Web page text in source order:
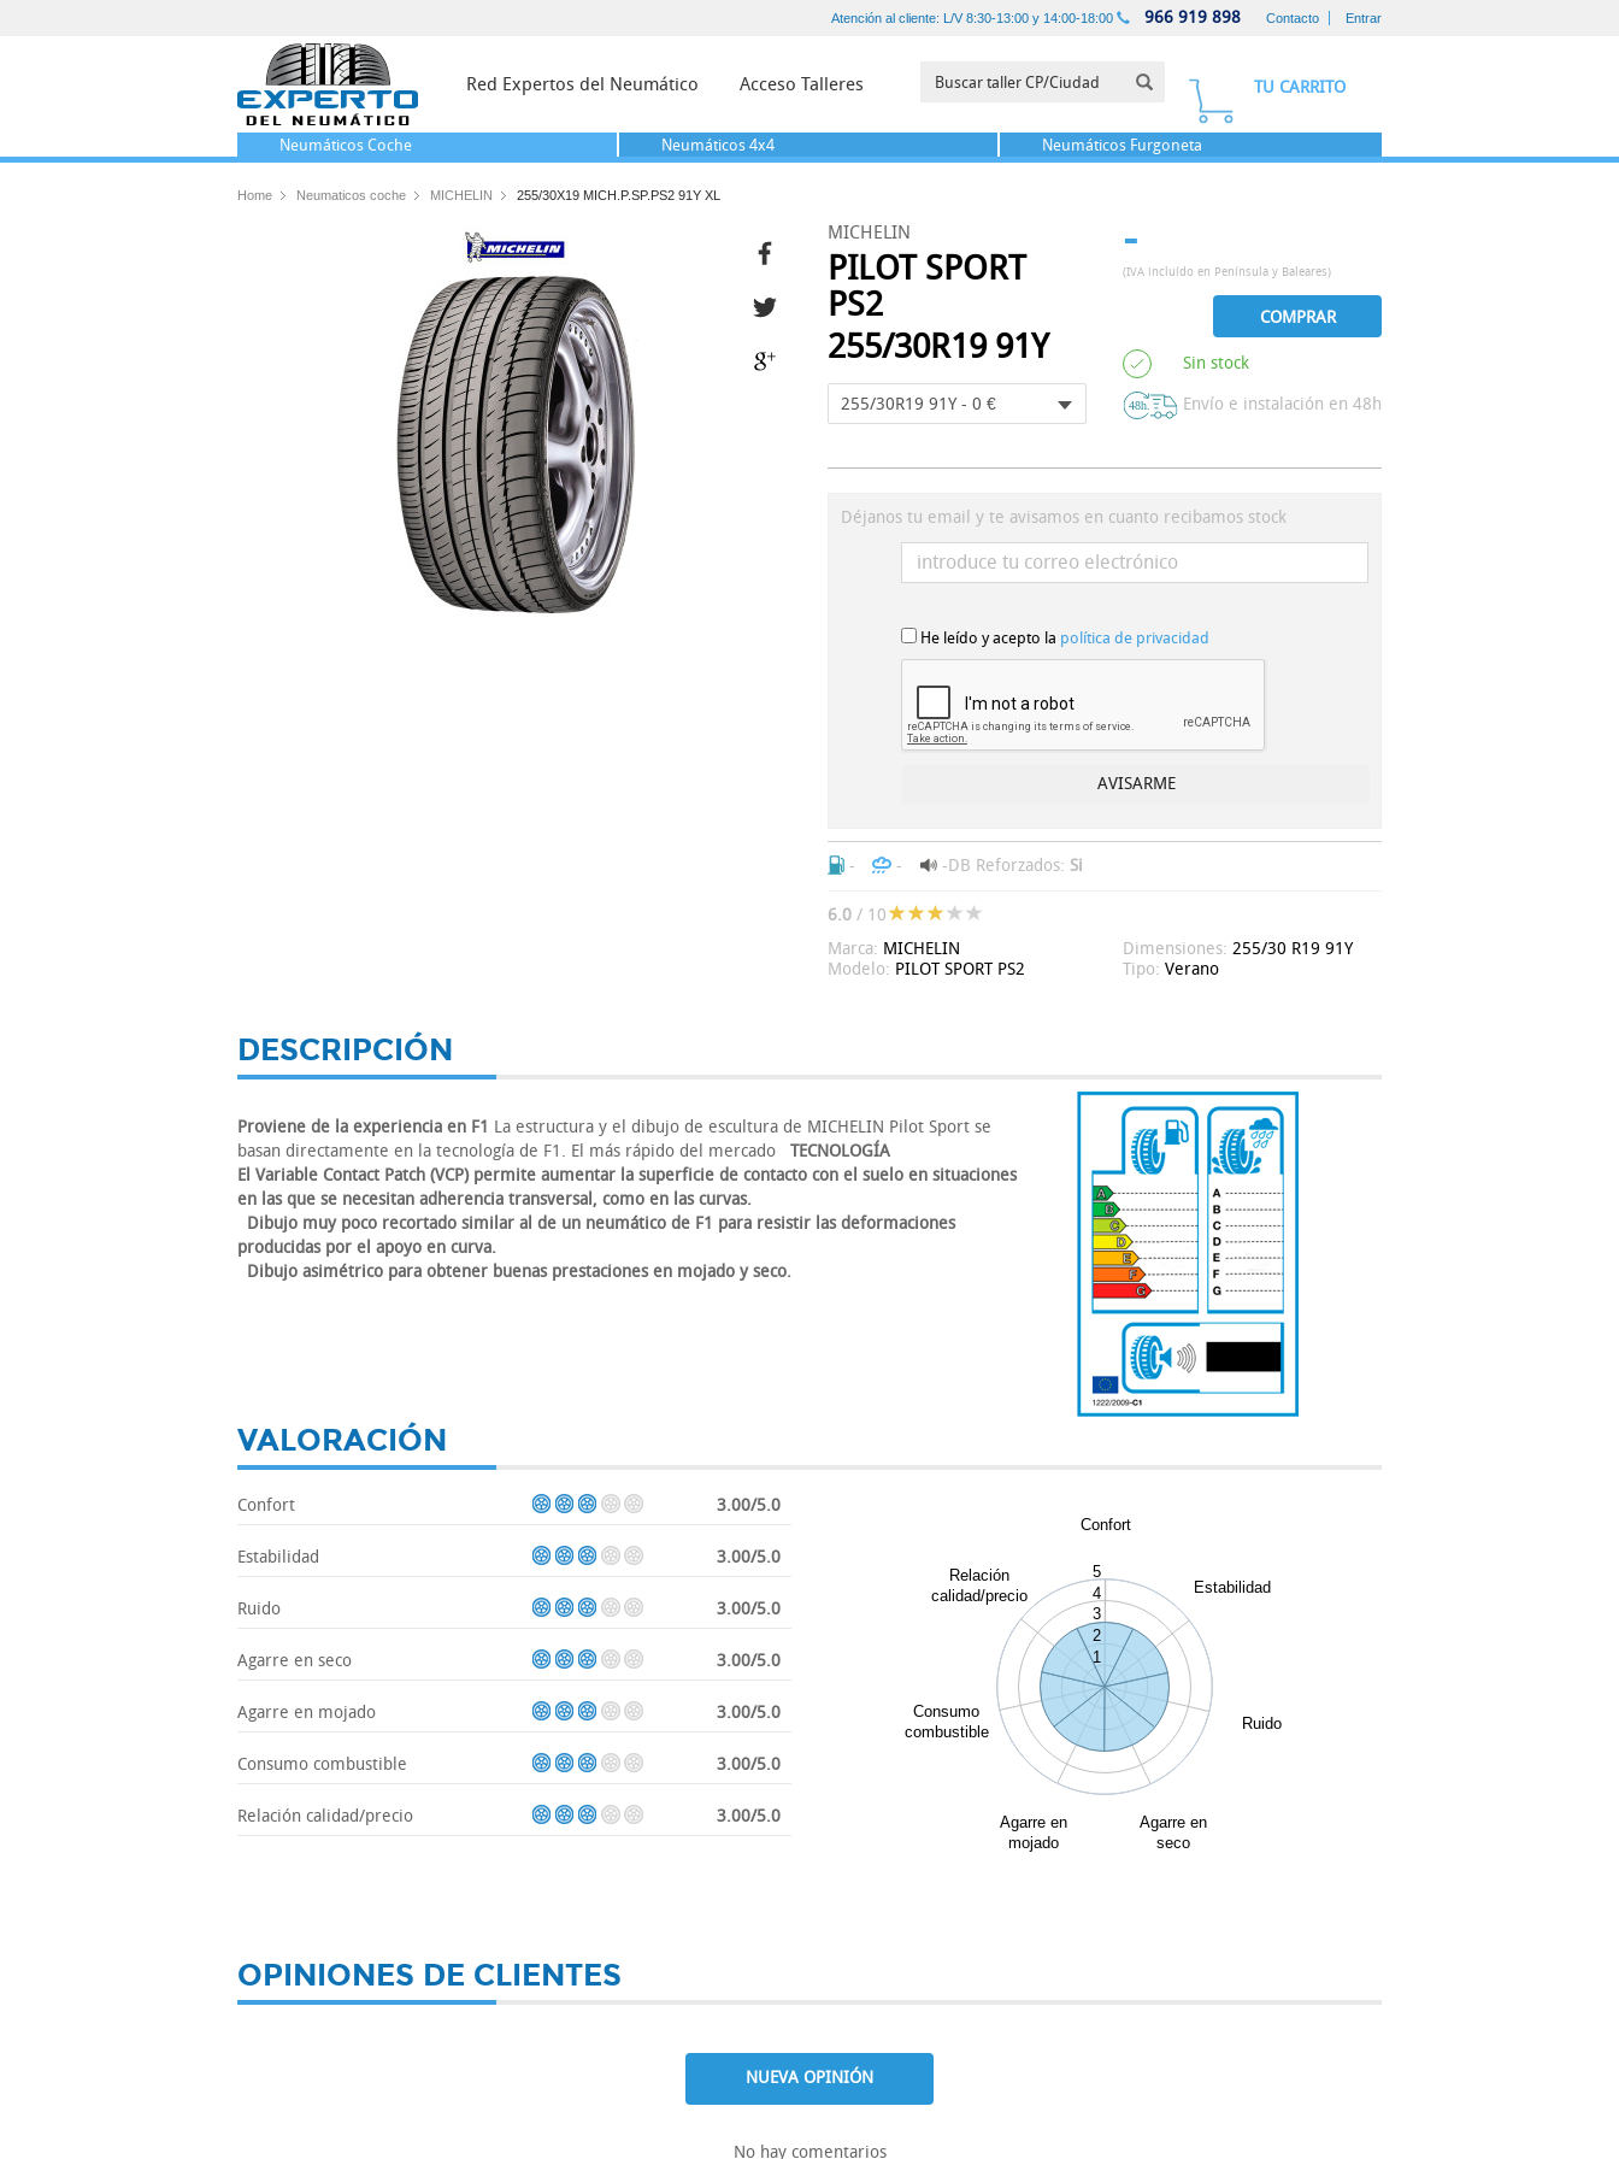
Atención al cliente: L/V 8:30-13:00 y 14:00-18:00 966 919 898 Contacto Entrar
Red Expertos del Neumático Acceso Talleres TU CARRITO
Neumáticos Coche Neumáticos 4x4 Neumáticos Furgoneta
Home Neumaticos coche MICHELIN 255/30X19 MICH.P.SP.PS2 91Y XL
MICHELIN
PILOT SPORT
PS2
255/30R19 91Y
255/30R19 91Y - 0 €
-
(IVA incluído en Península y Baleares)
COMPRAR
Sin stock
Envío e instalación en 48h
Déjanos tu email y te avisamos en cuanto recibamos stock
He leído y acepto la política de privacidad
- - -DB Reforzados: Si
6.0 / 10
Marca: MICHELIN
Modelo: PILOT SPORT PS2
Dimensiones: 255/30 R19 91Y
Tipo: Verano
DESCRIPCIÓN
Proviene de la experiencia en F1 La estructura y el dibujo de escultura de MICHELIN Pilot Sport se
basan directamente en la tecnología de F1. El más rápido del mercado TECNOLOGÍA
El Variable Contact Patch (VCP) permite aumentar la superficie de contacto con el suelo en situaciones
en las que se necesitan adherencia transversal, como en las curvas.
Dibujo muy poco recortado similar al de un neumático de F1 para resistir las deformaciones
producidas por el apoyo en curva.
Dibujo asimétrico para obtener buenas prestaciones en mojado y seco.
VALORACIÓN
Confort 3.00/5.0
Estabilidad 3.00/5.0
Ruido 3.00/5.0
Agarre en seco 3.00/5.0
Agarre en mojado 3.00/5.0
Consumo combustible 3.00/5.0
Relación calidad/precio 3.00/5.0
Confort
Estabilidad
Ruido
Agarre en
seco
Agarre en
mojado
Consumo
combustible
Relación
calidad/precio
1
2
3
4
5
OPINIONES DE CLIENTES
NUEVA OPINIÓN
No hay comentarios